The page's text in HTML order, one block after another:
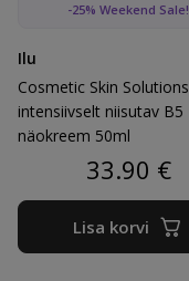
-25% Weekend Sale!
Ilu
Cosmetic Skin Solutions
intensiivselt niisutav B5
näokreem 50ml
33.90 €
Lisa korvi